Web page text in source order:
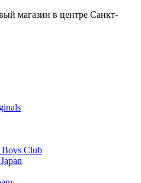
магазин в центре Санкт-
Club